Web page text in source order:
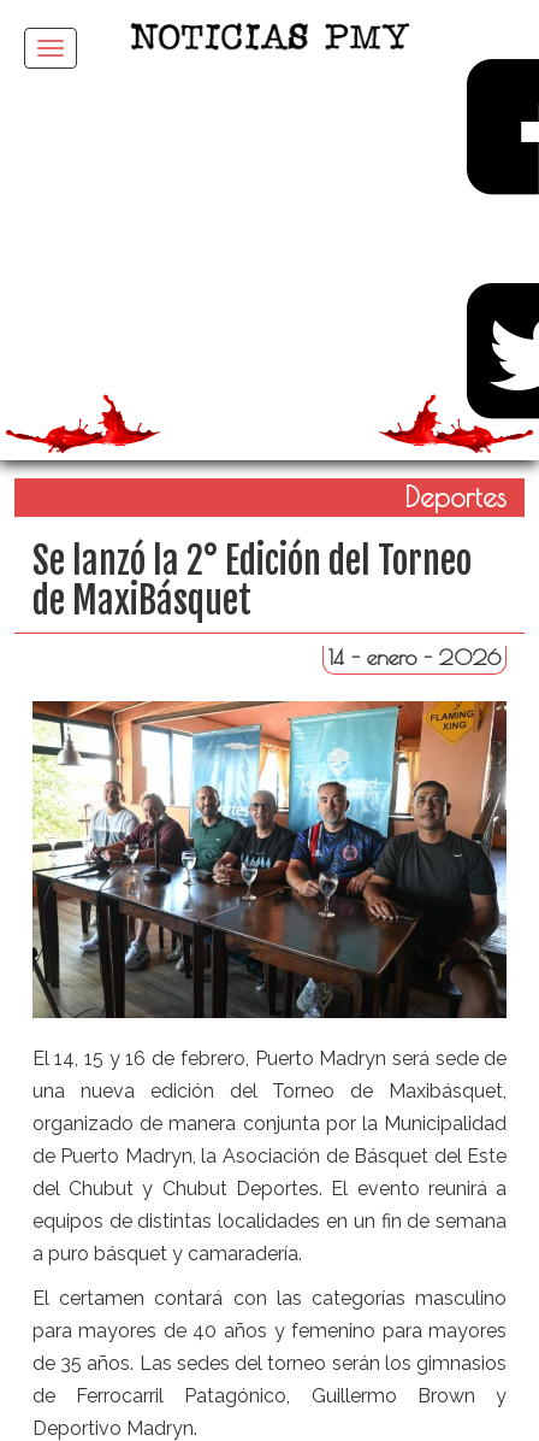
Menu
Deportes
Se lanzó la 2° Edición del Torneo
de MaxiBásquet
14 - enero - 2026
El 14, 15 y 16 de febrero, Puerto Madryn será sede de
una nueva edición del Torneo de Maxibásquet,
organizado de manera conjunta por la Municipalidad
de Puerto Madryn, la Asociación de Básquet del Este
del Chubut y Chubut Deportes. El evento reunirá a
equipos de distintas localidades en un fin de semana
a puro básquet y camaradería.
El certamen contará con las categorías masculino
para mayores de 40 años y femenino para mayores
de 35 años. Las sedes del torneo serán los gimnasios
de Ferrocarril Patagónico, Guillermo Brown y
Deportivo Madryn.